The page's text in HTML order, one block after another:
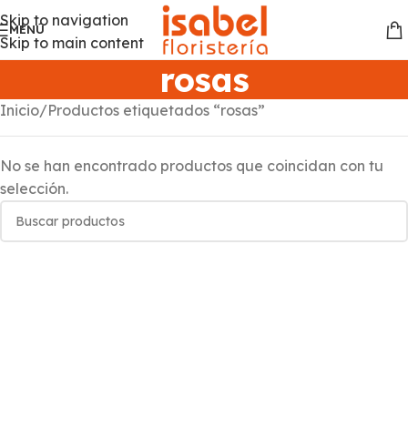
Skip to navigation
Skip to main content
MENÚ
rosas
Inicio Productos etiquetados “rosas”
No se han encontrado productos que coincidan con tu
selección.